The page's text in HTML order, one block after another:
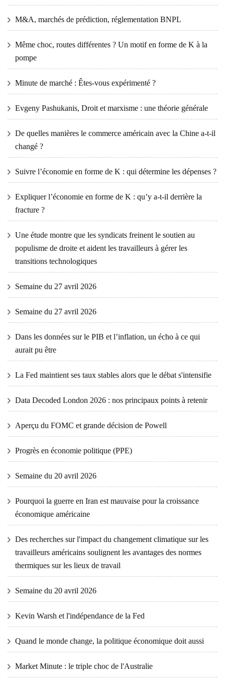
M&A, marchés de prédiction, réglementation BNPL
Même choc, routes différentes ? Un motif en forme de K à la
pompe
Minute de marché : Êtes-vous expérimenté ?
Evgeny Pashukanis, Droit et marxisme : une théorie générale
De quelles manières le commerce américain avec la Chine a-t-il
changé ?
Suivre l’économie en forme de K : qui détermine les dépenses ?
Expliquer l’économie en forme de K : qu’y a-t-il derrière la
fracture ?
Une étude montre que les syndicats freinent le soutien au
populisme de droite et aident les travailleurs à gérer les
transitions technologiques
Semaine du 27 avril 2026
Semaine du 27 avril 2026
Dans les données sur le PIB et l’inflation, un écho à ce qui
aurait pu être
La Fed maintient ses taux stables alors que le débat s'intensifie
Data Decoded London 2026 : nos principaux points à retenir
Aperçu du FOMC et grande décision de Powell
Progrès en économie politique (PPE)
Semaine du 20 avril 2026
Pourquoi la guerre en Iran est mauvaise pour la croissance
économique américaine
Des recherches sur l'impact du changement climatique sur les
travailleurs américains soulignent les avantages des normes
thermiques sur les lieux de travail
Semaine du 20 avril 2026
Kevin Warsh et l'indépendance de la Fed
Quand le monde change, la politique économique doit aussi
Market Minute : le triple choc de l'Australie